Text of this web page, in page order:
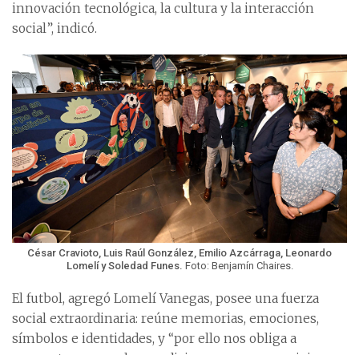
innovación tecnológica, la cultura y la interacción
social”, indicó.
César Cravioto, Luis Raúl González, Emilio Azcárraga, Leonardo
Lomelí y Soledad Funes. Foto: Benjamín Chaires.
El futbol, agregó Lomelí Vanegas, posee una fuerza
social extraordinaria: reúne memorias, emociones,
símbolos e identidades, y “por ello nos obliga a